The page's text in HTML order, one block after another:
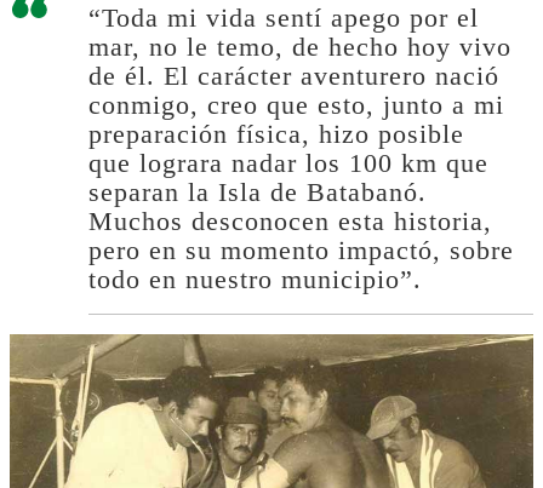
“Toda mi vida sentí apego por el
mar, no le temo, de hecho hoy vivo
de él. El carácter aventurero nació
conmigo, creo que esto, junto a mi
preparación física, hizo posible
que lograra nadar los 100 km que
separan la Isla de Batabanó.
Muchos desconocen esta historia,
pero en su momento impactó, sobre
todo en nuestro municipio”.